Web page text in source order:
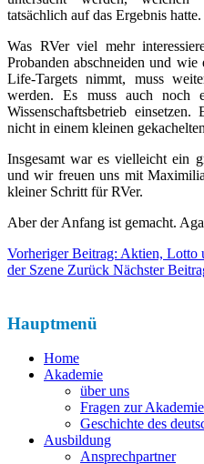
tatsächlich auf das Ergebnis hatte.
Was RVer viel mehr
Probanden abschneiden und
Life-Targets nimmt, muss
werden. Es muss auch noch
Wissenschaftsbetrieb
nicht in einem kleinen
Insgesamt war es vielleicht ein
und wir freuen uns mit
kleiner Schritt für RVer.
Aber der Anfang ist gemacht.
Vorheriger Beitrag: Aktien, Lotto
der Szene Zurück Nächster
Hauptmenü
Home
Akademie
über uns
Fragen zur Akademie
Geschichte des
Ausbildung
Ansprechpartner